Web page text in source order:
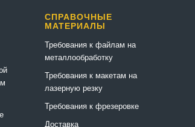
СПРАВОЧНЫЕ
МАТЕРИАЛЫ
Требования к файлам на
металлообработку
Требования к макетам на
лазерную резку
Требования к фрезеровке
Доставка